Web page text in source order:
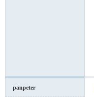
panpeter